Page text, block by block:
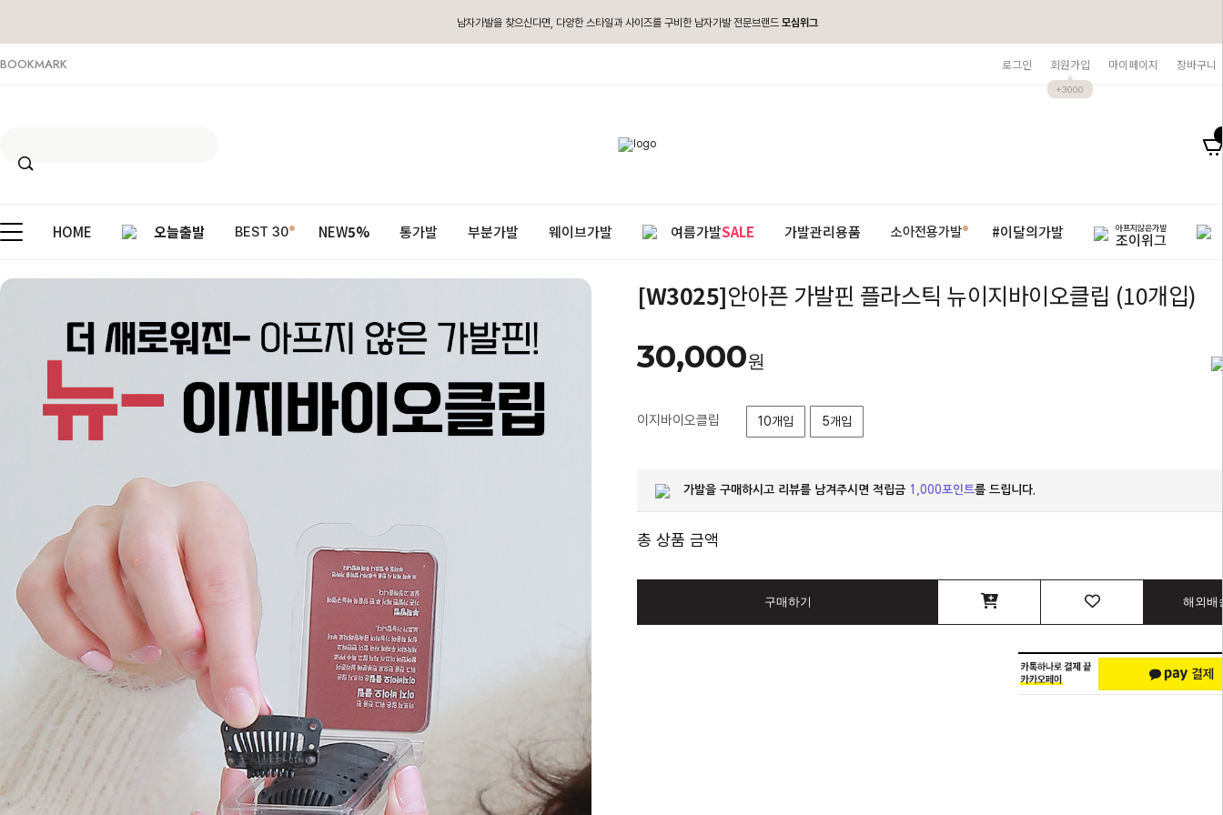
남자가발을 찾으신다면, 다양한 스타일과 사이즈를 구비한 남자가발 전문브랜드 모심위그
BOOKMARK 로그인 회원가입
+3000
마이페이지 장바구니
HOME 오늘출발 BEST 30 NEW5% 통가발 부분가발 웨이브가발 여름가발SALE 가발관리용품 소아전용가발 #이달의가발 아프지않은가발
조이위그
[W3025]안아픈 가발핀 플라스틱 뉴이지바이오클립 (10개입)
30,000원
이지바이오클립 10개입 5개입
가발을 구매하시고 리뷰를 남겨주시면 적립금 1,000포인트를 드립니다.
총 상품 금액
구매하기 해외배